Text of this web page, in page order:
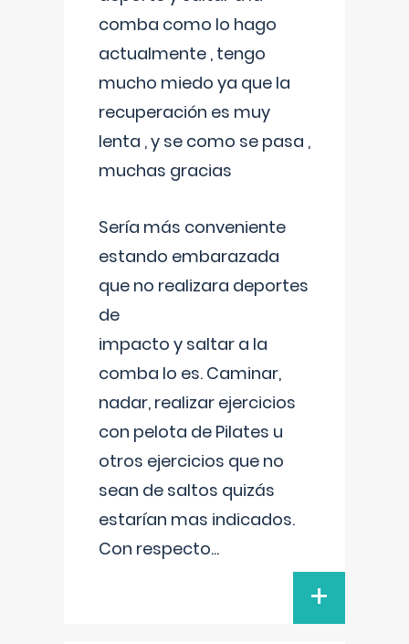
comba como lo hago
actualmente , tengo
mucho miedo ya que la
recuperación es muy
lenta , y se como se pasa ,
muchas gracias
Sería más conveniente
estando embarazada
que no realizara deportes
de
impacto y saltar a la
comba lo es. Caminar,
nadar, realizar ejercicios
con pelota de Pilates u
otros ejercicios que no
sean de saltos quizás
estarían mas indicados.
Con respecto...
+